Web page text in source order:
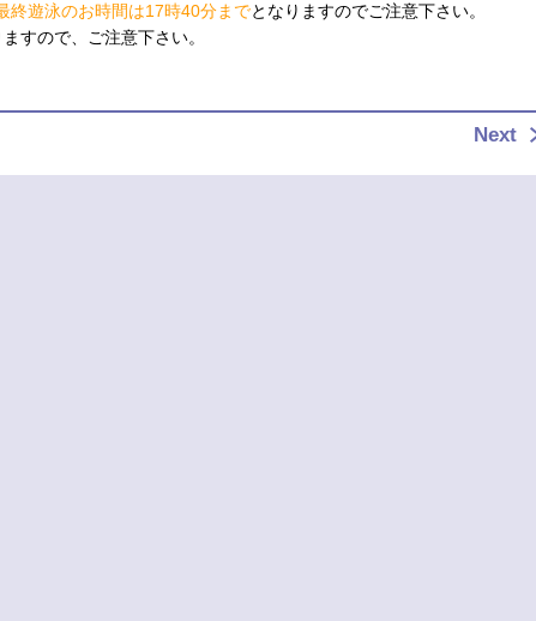
終遊泳のお時間は17時40分までとなりますのでご注意下さい。
すので、ご注意下さい。
Next